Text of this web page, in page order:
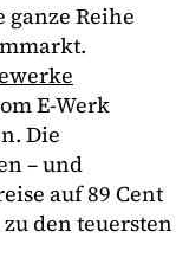
ganze Reihe
E-Werk
Die
– und
auf 89 Cent
den teuersten